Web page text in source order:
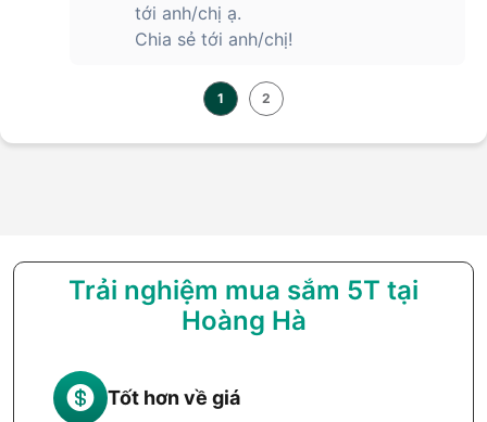
tới anh/chị ạ.
Chia sẻ tới anh/chị!
1 2
Trải nghiệm mua sắm 5T tại
Hoàng Hà
Tốt hơn về giá